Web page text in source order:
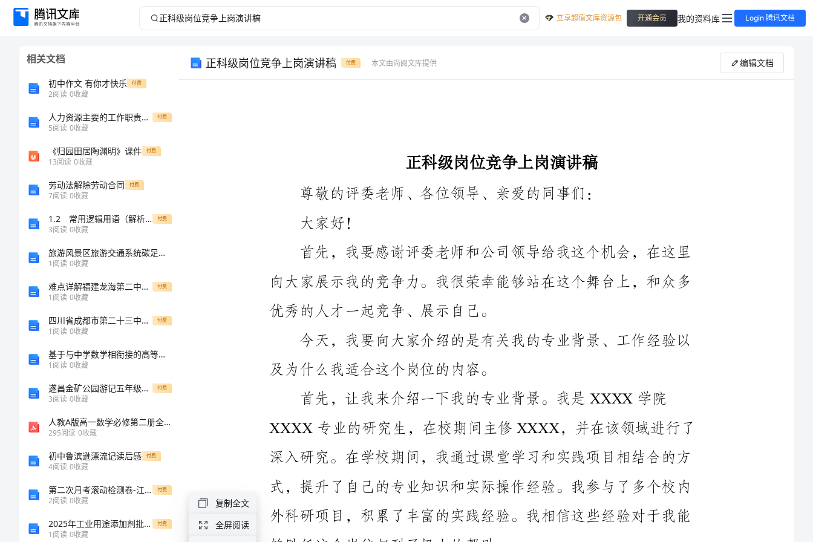
正
立享超值文库资源包 开通会员 我的资料库 Login 腾讯文档
相关文档
初中作文 有你才快乐 付费
2阅读 0收藏
人力资源主要的工作职责范文 付费
5阅读 0收藏
《归园田居陶渊明》课件 付费
13阅读 0收藏
劳动法解除劳动合同 付费
7阅读 0收藏
1.2 常用逻辑用语（解析卷） 付费
3阅读 0收藏
旅游风景区旅游交通系统碳足迹评估及影响因素分析——以南岳衡山为例
1阅读 0收藏
难点详解福建龙海第二中学化学九年级上册期中难点解析 付费
1阅读 0收藏
四川省成都市第二十三中学2025年八年级数学上学期期中质量检测模拟试题含解析 付费
1阅读 0收藏
基于与中学数学相衔接的高等数学教学改革的研究
1阅读 0收藏
遂昌金矿公园游记五年级作文 付费
3阅读 0收藏
人教A版高一数学必修第二册全册复习测试题卷含答案解析(1)
295阅读 0收藏
初中鲁滨逊漂流记读后感 付费
4阅读 0收藏
第二次月考滚动检测卷-江西南昌市第五中学实验学校物理八年级下册期末考试专项练习试卷（含答案详解版） 付费
2阅读 0收藏
2025年工业用途添加剂批量采购合同模板 付费
1阅读 0收藏
正科级岗位竞争上岗演讲稿 付费 本文由尚阅文库提供 编辑文档
验，先后在XXXX公司和XXXX公司任职。在这段时间里，我积
累了专业知识和团队管理经验，处理了许多具有挑战性的项目和
尊敬的评委老师、各位领导、亲爱的同事们：
首先，我要感谢评委老师和公司领导给我这个机会，在这里
优秀的人才一起竞争、展示自己。
今天，我要向大家介绍的是有关我的专业背景、工作经验以
XXXX专业的研究生，在校期间主修XXXX，并在该领域进行了
够胜任这个岗位起到了极大的帮助。
其次，让我来谈谈我的工作经验。我有XXXX年的工作经
复制全文
全屏阅读